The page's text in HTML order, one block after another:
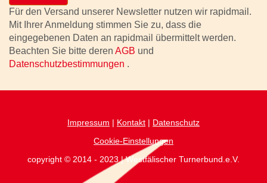
Für den Versand unserer Newsletter nutzen wir rapidmail.
Mit Ihrer Anmeldung stimmen Sie zu, dass die
eingegebenen Daten an rapidmail übermittelt werden.
Beachten Sie bitte deren AGB und
Datenschutzbestimmungen .
Impressum | Kontakt | Datenschutz
Cookie-Einstellungen
copyright © 2014 - 2023 | Westfälischer Turnerbund.e.V.